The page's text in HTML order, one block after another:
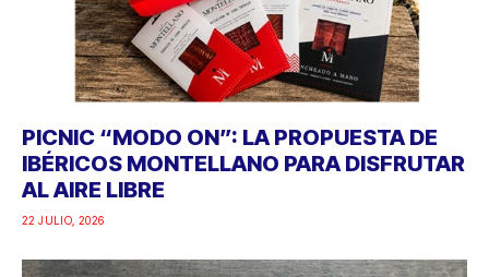
PICNIC “MODO ON”: LA PROPUESTA DE
IBÉRICOS MONTELLANO PARA DISFRUTAR
AL AIRE LIBRE
22 JULIO, 2026